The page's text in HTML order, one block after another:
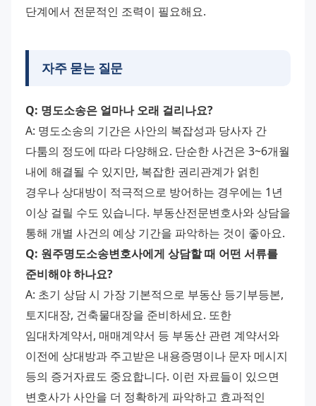
단계에서 전문적인 조력이 필요해요.
자주 묻는 질문
Q: 명도소송은 얼마나 오래 걸리나요?
A: 명도소송의 기간은 사안의 복잡성과 당사자 간
다툼의 정도에 따라 다양해요. 단순한 사건은 3~6개월
내에 해결될 수 있지만, 복잡한 권리관계가 얽힌
경우나 상대방이 적극적으로 방어하는 경우에는 1년
이상 걸릴 수도 있습니다. 부동산전문변호사와 상담을
통해 개별 사건의 예상 기간을 파악하는 것이 좋아요.
Q: 원주명도소송변호사에게 상담할 때 어떤 서류를
준비해야 하나요?
A: 초기 상담 시 가장 기본적으로 부동산 등기부등본,
토지대장, 건축물대장을 준비하세요. 또한
임대차계약서, 매매계약서 등 부동산 관련 계약서와
이전에 상대방과 주고받은 내용증명이나 문자 메시지
등의 증거자료도 중요합니다. 이런 자료들이 있으면
변호사가 사안을 더 정확하게 파악하고 효과적인